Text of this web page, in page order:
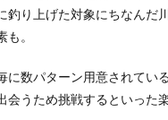
釣り上げた対象にちなんだ
。
に数パターン用意されてい
会うため挑戦するといった